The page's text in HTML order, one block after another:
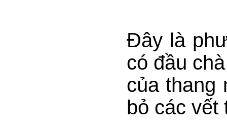
Đây là
có đầu
của thang
bỏ các